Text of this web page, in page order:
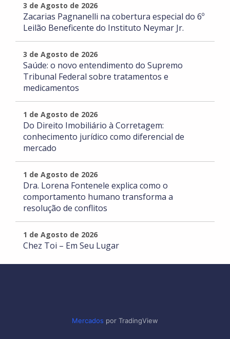
3 de Agosto de 2026
Zacarias Pagnanelli na cobertura especial do 6º
Leilão Beneficente do Instituto Neymar Jr.
3 de Agosto de 2026
Saúde: o novo entendimento do Supremo
Tribunal Federal sobre tratamentos e
medicamentos
1 de Agosto de 2026
Do Direito Imobiliário à Corretagem:
conhecimento jurídico como diferencial de
mercado
1 de Agosto de 2026
Dra. Lorena Fontenele explica como o
comportamento humano transforma a
resolução de conflitos
1 de Agosto de 2026
Chez Toi – Em Seu Lugar
Mercados por TradingView